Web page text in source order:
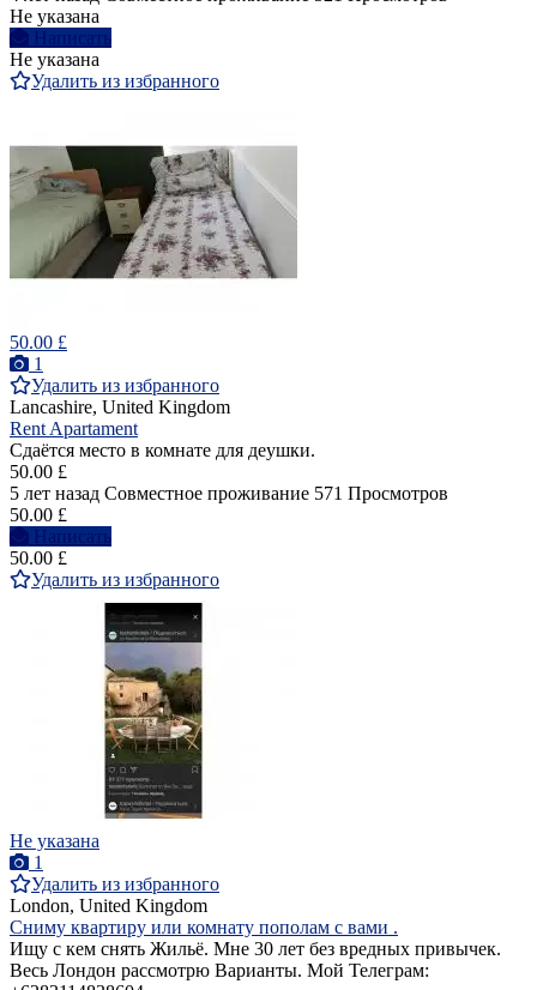
Не указана
Написать
Не указана
Удалить из избранного
50.00 £
1
Удалить из избранного
Lancashire, United Kingdom
Rent Apartament
Сдаётся место в комнате для деушки.
50.00 £
5 лет назад Совместное проживание 571 Просмотров
50.00 £
Написать
50.00 £
Удалить из избранного
Не указана
1
Удалить из избранного
London, United Kingdom
Сниму квартиру или комнату пополам с вами .
Ищу с кем снять Жильё. Мне 30 лет без вредных привычек.
Весь Лондон рассмотрю Варианты. Мой Телеграм: